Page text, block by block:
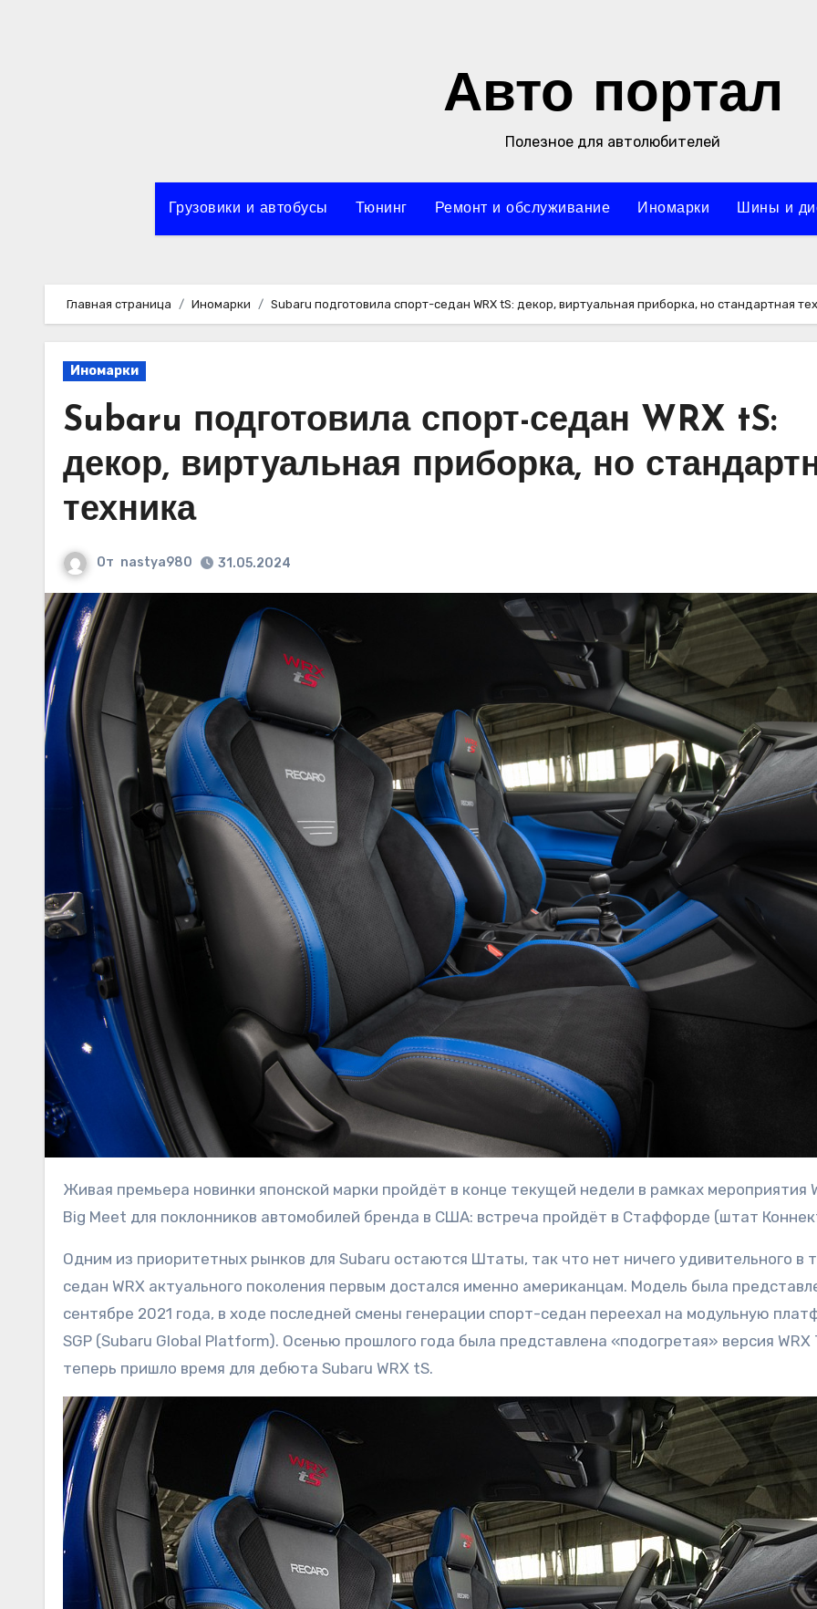
Авто портал
Полезное для автолюбителей
Грузовики и автобусы Тюнинг Ремонт и обслуживание Иномарки Шины и
Главная страница Иномарки Subaru подготовила спорт-седан WRX tS: декор, виртуальная приборка, но стандартная
Иномарки
Subaru подготовила спорт-седан WRX tS:
декор, виртуальная приборка, но
техника
От nastya980 31.05.2024
Живая премьера новинки японской марки пройдёт в конце текущей недели в рамках мероприятия Wicked
Big Meet для поклонников автомобилей бренда в США: встреча пройдёт в Стаффорде (штат
Одним из приоритетных рынков для Subaru остаются Штаты, так что нет ничего удивительного в
седан WRX актуального поколения первым достался именно американцам. Модель была
сентябре 2021 года, в ходе последней смены генерации спорт-седан переехал на модульную
SGP (Subaru Global Platform). Осенью прошлого года была представлена «подогретая» версия WRX
теперь пришло время для дебюта Subaru WRX tS.